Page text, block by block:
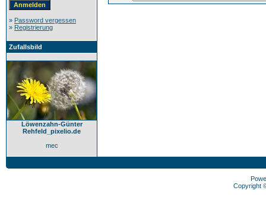
» Password vergessen
» Registrierung
Zufallsbild
Löwenzahn-Günter
Rehfeld_pixelio.de
mec
Copyright